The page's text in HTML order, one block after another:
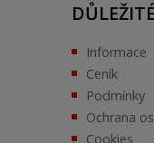
Informace
Ceník
Podmínky
Ochrana
Cookies